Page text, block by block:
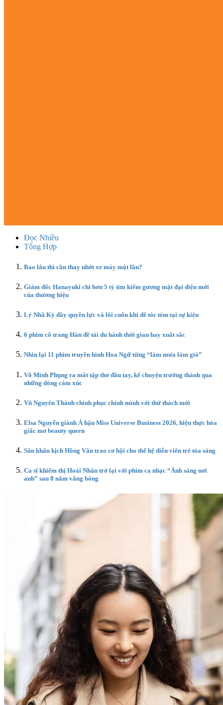
Đọc Nhiều
Tổng Hợp
Bao lâu thì cần thay nhớt xe máy một lần?
Giám đốc Hanayuki chi hơn 5 tỷ tìm kiếm gương mặt đại diện mới
của thương hiệu
Lý Nhã Kỳ đầy quyền lực và lôi cuốn khi để tóc tém tại sự kiện
6 phim cổ trang Hàn đề tài du hành thời gian hay xuất sắc
Nhìn lại 11 phim truyền hình Hoa Ngữ từng “làm mưa làm gió”
Võ Minh Phụng ra mắt tập thơ đầu tay, kể chuyện trưởng thành qua
những dòng cảm xúc
Vũ Nguyên Thành chinh phục chính mình với thử thách mới
Elsa Nguyễn giành Á hậu Miss Universe Business 2026, hiện thực hóa
giấc mơ beauty queen
Sân khấu kịch Hồng Vân trao cơ hội cho thế hệ diễn viên trẻ tỏa sáng
Ca sĩ khiếm thị Hoài Nhân trở lại với phim ca nhạc “Ánh sáng nơi
anh” sau 8 năm vắng bóng